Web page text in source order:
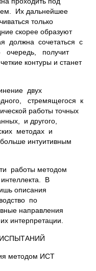
Их дальнейшее
только
скорее образуют
должна сочетаться с
получит
контуры и станет
двух
стремящегося к
работы точных
и другого,
методах и
интуитивным
работы методом
интеллекта. В
описания
по
направления
интерпретации.
методом ИСТ